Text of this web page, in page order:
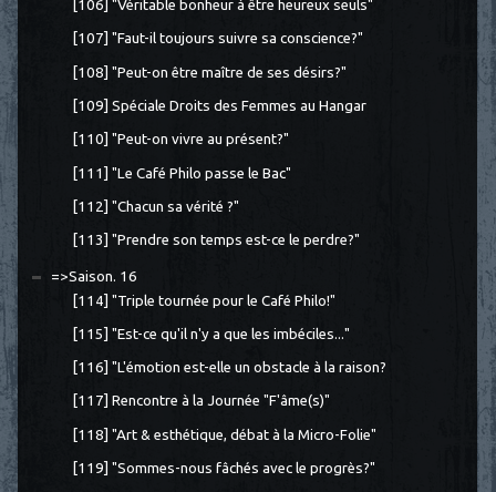
[106] "Véritable bonheur à être heureux seuls"
[107] "Faut-il toujours suivre sa conscience?"
[108] "Peut-on être maître de ses désirs?"
[109] Spéciale Droits des Femmes au Hangar
[110] "Peut-on vivre au présent?"
[111] "Le Café Philo passe le Bac"
[112] "Chacun sa vérité ?"
[113] "Prendre son temps est-ce le perdre?"
=>Saison. 16
[114] "Triple tournée pour le Café Philo!"
[115] "Est-ce qu'il n'y a que les imbéciles..."
[116] "L'émotion est-elle un obstacle à la raison?
[117] Rencontre à la Journée "F'âme(s)"
[118] "Art & esthétique, débat à la Micro-Folie"
[119] "Sommes-nous fâchés avec le progrès?"